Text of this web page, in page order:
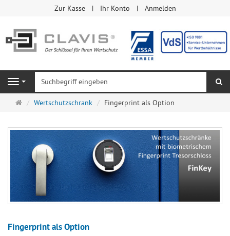
Zur Kasse Ihr Konto Anmelden
Navigation
Startseite
Wertschutzschrank Fingerprint als Option
Fingerprint als Option